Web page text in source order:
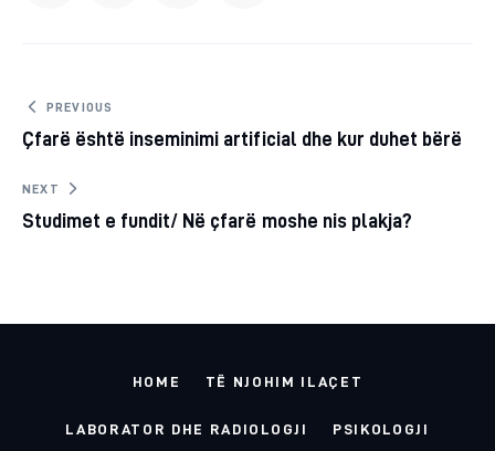
CLIPBOARD
Post
navigation
PREVIOUS
Çfarë është inseminimi artificial dhe kur duhet bërë
NEXT
Studimet e fundit/ Në çfarë moshe nis plakja?
HOME TË NJOHIM ILAÇET
LABORATOR DHE RADIOLOGJI PSIKOLOGJI